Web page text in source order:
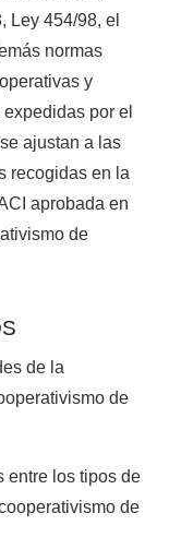
Ley 454/98, el
normas
y
por el
ajustan a las
recogidas en la
aprobada en
de
de la
de
entre los tipos de
de